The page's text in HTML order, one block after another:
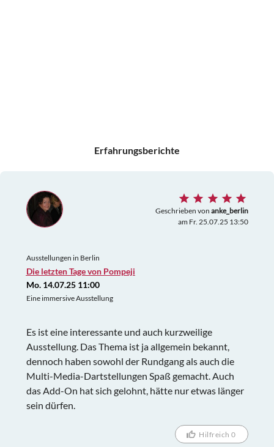
Erfahrungsberichte
Geschrieben von anke_berlin
am Fr. 25.07.25 13:50
Ausstellungen in Berlin
Die letzten Tage von Pompeji
Mo. 14.07.25 11:00
Eine immersive Ausstellung
Es ist eine interessante und auch kurzweilige
Ausstellung. Das Thema ist ja allgemein bekannt,
dennoch haben sowohl der Rundgang als auch die
Multi-Media-Dartstellungen Spaß gemacht. Auch
das Add-On hat sich gelohnt, hätte nur etwas länger
sein dürfen.
Hilfreich 0